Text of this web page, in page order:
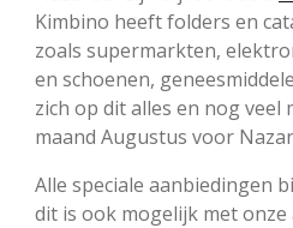
Kimbino heeft folders en
zoals supermarkten,
en schoenen,
zich op dit alles en nog veel
maand Augustus voor
Alle speciale aanbiedingen
dit is ook mogelijk met onze